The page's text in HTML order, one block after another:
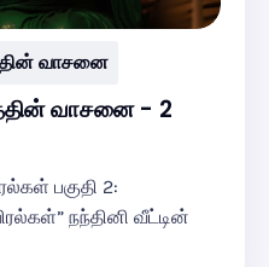
வாசனை
வாசனை - 2
பகுதி 2:
நந்தினி வீட்டின்